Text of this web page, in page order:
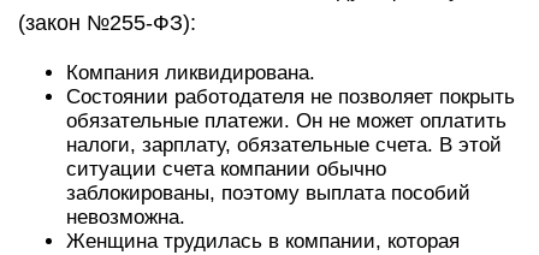
(закон №255-ФЗ):
Компания ликвидирована.
Состоянии работодателя не позволяет покрыть
обязательные платежи. Он не может оплатить
налоги, зарплату, обязательные счета. В этой
ситуации счета компании обычно
заблокированы, поэтому выплата пособий
невозможна.
Женщина трудилась в компании, которая